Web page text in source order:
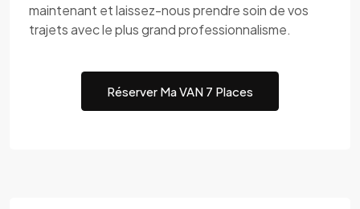
maintenant et laissez-nous prendre soin de vos
trajets avec le plus grand professionnalisme.
Réserver Ma VAN 7 Places